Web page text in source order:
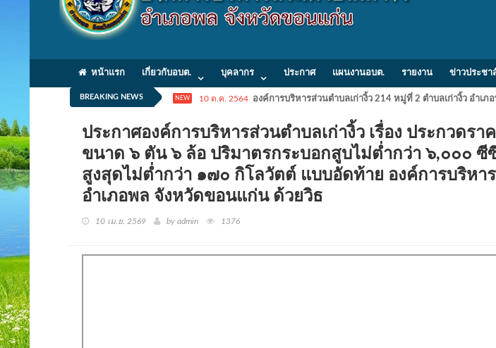
หน้าแรก เกี่ยวกับอบต. บุคลากร ประกาศ แผนงานอบต. รายงาน ข่าวประช
BREAKING NEWS NEW 10 ต.ค. 2564 องค์การบริหารส่วนตำบลเก่างิ้ว 214 หมู่ที่ 2 ตำบลเก่างิ้ว อำเ
ประกาศองค์การบริหารส่วนตำบลเก่างิ้ว เรื่อง ประกวดร
ขนาด ๖ ตัน ๖ ล้อ ปริมาตรกระบอกสูบไม่ต่ำกว่า ๖,๐๐๐ ซี
สูงสุดไม่ต่ำกว่า ๑๗๐ กิโลวัตต์ แบบอัดท้าย องค์การบริหา
อำเภอพล จังหวัดขอนแก่น ด้วยวิธ
10 เม.ย. 2569 by admin 1376